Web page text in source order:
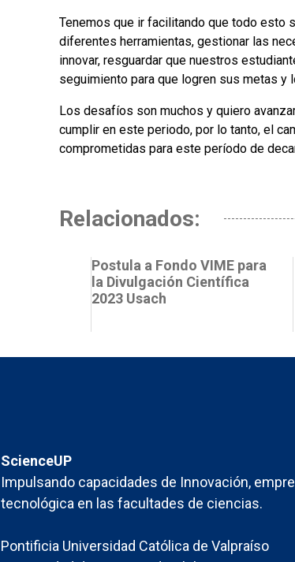
Tenemos que ir facilitando que todo esto
diferentes herramientas, gestionar las
innovar, resguardar que nuestros
seguimiento para que logren sus metas
Los desafíos son muchos y quiero
cumplir en este periodo, por lo tanto, el
comprometidas para este período de
Relacionados:
Postula a Fondo VIME para
la Divulgación Científica
2023 Usach
ScienceUP
Impulsando capacidades de Innovación,
tecnológica en las facultades de ciencias.
Pontificia Universidad Católica de Valpraíso